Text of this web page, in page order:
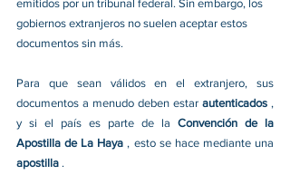
emitidos por un tribunal federal. Sin embargo, los
gobiernos extranjeros no suelen aceptar estos
documentos sin más.
Para que sean válidos en el extranjero, sus
documentos a menudo deben estar autenticados ,
y si el país es parte de la Convención de la
Apostilla de La Haya
apostilla .